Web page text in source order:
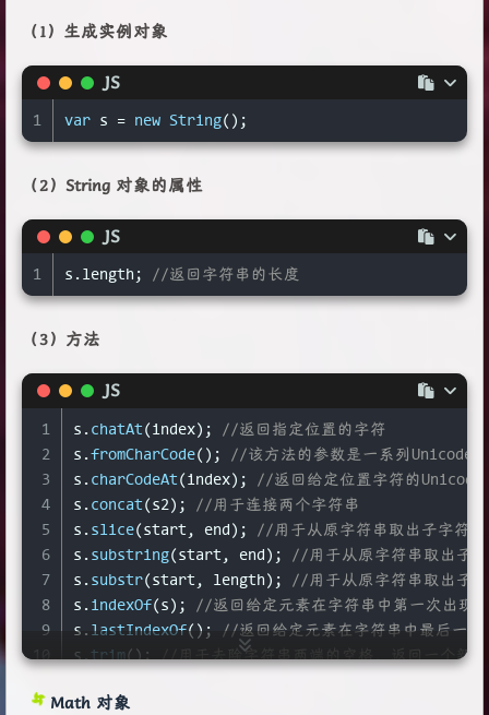
（1）生成实例对象
JS
1 var s = new String();
（2）String 对象的属性
JS
1 s. length ; //返回字符串的长度
（3）方法
JS
1
2
3
4
5
6
7
8
9
12
s. chatAt (index);
//返回指定位置的字符
s. fromCharCode();
//该方法的参数是一系列Unicode
s. charCodeAt (index);
//返回给定位置字符的Unicode
s. concat (s2);
//用于连接两个字符串
s. slice(start, end);
//用于从原字符串取出子字符
s. substring(start, end);
//用于从原字符串取出子
s. substr(start, length);
//用于从原字符串取出子
s. indexOf(s);
//返回给定元素在字符串中第一次出现
s. lastIndexOf();
//返回给定元素在字符串中最后一
s. trim ();
//用于去除字符串两端的空格，返回一个新
s. toUpperCase
Math 对象